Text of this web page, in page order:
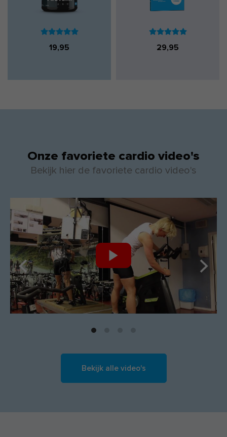
19,95 29,95
Onze favoriete cardio video's
Bekijk hier de favoriete cardio video's
Bekijk alle video's